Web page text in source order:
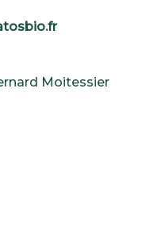
Moitessier